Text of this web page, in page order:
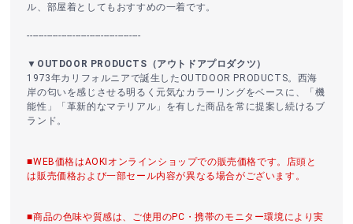
ル、部屋着としてもおすすめの一着です。
----------------------------------------
▼OUTDOOR PRODUCTS（アウトドアプロダクツ）
1973年カリフォルニアで誕生したOUTDOOR PRODUCTS。西海
岸の匂いを感じさせる明るく元気なカラーリングをベースに、「機
能性」「革新的なマテリアル」を有した商品を常に提案し続けるブ
ランド。
■WEB価格はAOKIオンラインショップでの販売価格です。店頭と
は販売価格および一部セール内容が異なる場合がございます。
■商品の色味や質感は、ご使用のPC・携帯のモニター環境により実